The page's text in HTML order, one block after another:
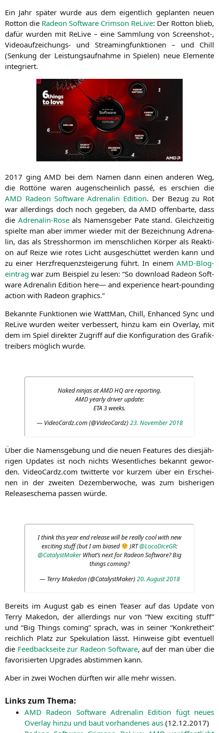
Ein Jahr spä­ter wur­de aus dem eigent­lich geplan­ten neu­en
Rot­ton die Rade­on Soft­ware Crims­on ReLi­ve: Der Rot­ton blieb,
dafür wur­den mit ReLi­ve – eine Samm­lung von Screenshot‑,
Video­auf­zei­chungs- und Strea­ming­funk­tio­nen – und Chill
(Sen­kung der Leis­tungs­auf­nah­me in Spie­len) neue Ele­men­te
integriert.
2017 gingAMD bei dem Namen dann einen ande­ren Weg,
die Rot­tö­ne waren augen­schein­lich pas­sé, es erschien die
AMD Rade­on Soft­ware Adre­na­lin Edi­ti­on. Der Bezug zu Rot
war aller­dings doch noch gege­ben, daAMD offen­bar­te, dass
die Adre­na­lin-Roseals Namens­ge­ber Pate stand. Gleich­zei­tig
spiel­te man aber immer wie­der mit der Bezeich­nung Adre­na­
lin, das als Stress­hor­mon im mensch­li­chen Kör­per als Reak­ti­
on auf Rei­ze wie rotes Licht aus­ge­schüt­tet wer­den kann und
zu einer Herz­fre­quenz­stei­ge­rung führt. In einem AMD-Blog­
ein­trag war zum Bei­spiel zu lesen: “So down­load Rade­on Soft­
ware Adre­na­lin Edi­ti­on here— and expe­ri­ence heart-poun­ding
action with Rade­on graphics.”
Bekann­te Funk­tio­nen wie Watt­Man, Chill, Enhan­ced Sync und
ReLi­ve wur­den wei­ter ver­bes­sert, hin­zu kam ein Over­lay, mit
dem im Spiel direk­ter Zugriff auf die Kon­fi­gu­ra­ti­on des Gra­fik­
trei­bers mög­lich wurde.
Naked nin­jas atAMDHQare reporting.
AMDyear­ly dri­ver update:
ETA3 weeks.
— VideoCardz.com (@VideoCardz) 23. Novem­ber 2018
Über die Namens­ge­bung und die neu­en Fea­tures des dies­jäh­
ri­gen Updates ist noch nichts Wesent­li­ches bekannt gewor­
den. VideoCardz.com twit­ter­te vor kur­zem über ein Erschei­
nen in der zwei­ten Dezem­ber­wo­che, was zum bis­he­ri­gen
Release­sche­ma pas­sen würde.
I think this year end release will be real­ly cool with new
exci­ting stuff (but I am bia­sed
)RT@LocoDiceGR:
@CatalystMakerWhat’s next for Rade­on Soft­ware? Big
things coming?
— Ter­ry Make­don (@CatalystMaker) 20. August 2018
Bereits im August gab es einen Teaser auf das Update von
Ter­ry Make­don, der aller­dings nur von “New exci­ting stuff”
und “Big Things coming” sprach, was in sei­ner “Kon­kret­heit”
reich­lich Platz zur Spe­ku­la­ti­on lässt. Hin­wei­se gibt even­tu­ell
die Feed­back­sei­te zur Rade­on Soft­ware, auf der man über die
favo­ri­sier­ten Upgrades abstim­men kann.
Aber in zwei Wochen dürf­ten wir alle mehr wissen.
Links zum Thema:
AMD Rade­on Soft­ware Adre­na­lin Edi­ti­on fügt neu­es
Over­lay hin­zu und baut vor­han­de­nes aus (12.12.2017)